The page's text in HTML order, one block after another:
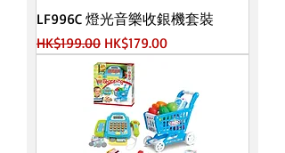
LF996C 燈光音樂收銀機套裝
一般價格
HK$199.00 促銷價格
HK$179.00